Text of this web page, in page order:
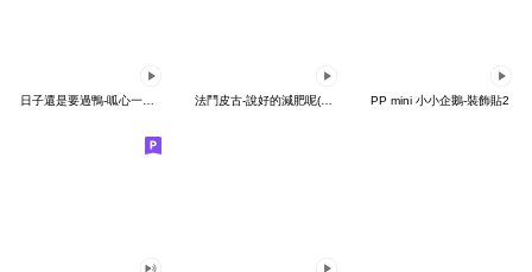
日子還是要過鴨-呱心一下鴨 法鬥皮古-說好的減肥呢(第15彈) PP mini 小小企鵝-裝飾貼2